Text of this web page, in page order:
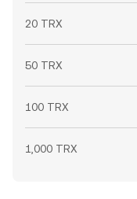
20 TRX
50 TRX
100 TRX
1,000 TRX